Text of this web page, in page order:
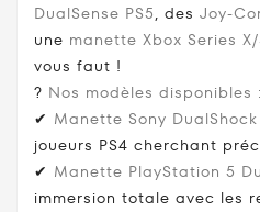
DualSense PS5, des Joy-
une manette Xbox Series X/
vous faut !
? Nos modèles disponibles :
✔ Manette Sony
joueurs PS4 cherchant
✔ Manette PlayStation 5
immersion totale avec les